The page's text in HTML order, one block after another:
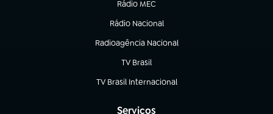
Rádio MEC
Rádio Nacional
(abre em nova aba)
Radioagência Nacional
(abre em nova aba)
TV Brasil
(abre em nova aba)
TV Brasil Internacional
(abre em nova aba)
Serviços